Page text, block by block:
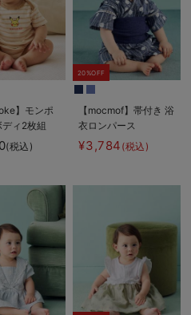
】モンポ
ィ2枚組
(税込)
20%OFF
【mocmof】帯付き 浴
衣ロンパース
¥3,784 (税込)